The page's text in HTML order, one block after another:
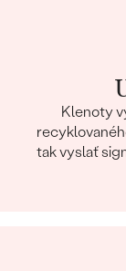
Klenoty
tak vyslať